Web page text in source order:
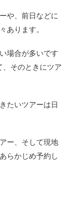
や、前日などに
あります。
場合が多いです
そのときにツア
たいツアーは日
ー、そして現地
らかじめ予約し